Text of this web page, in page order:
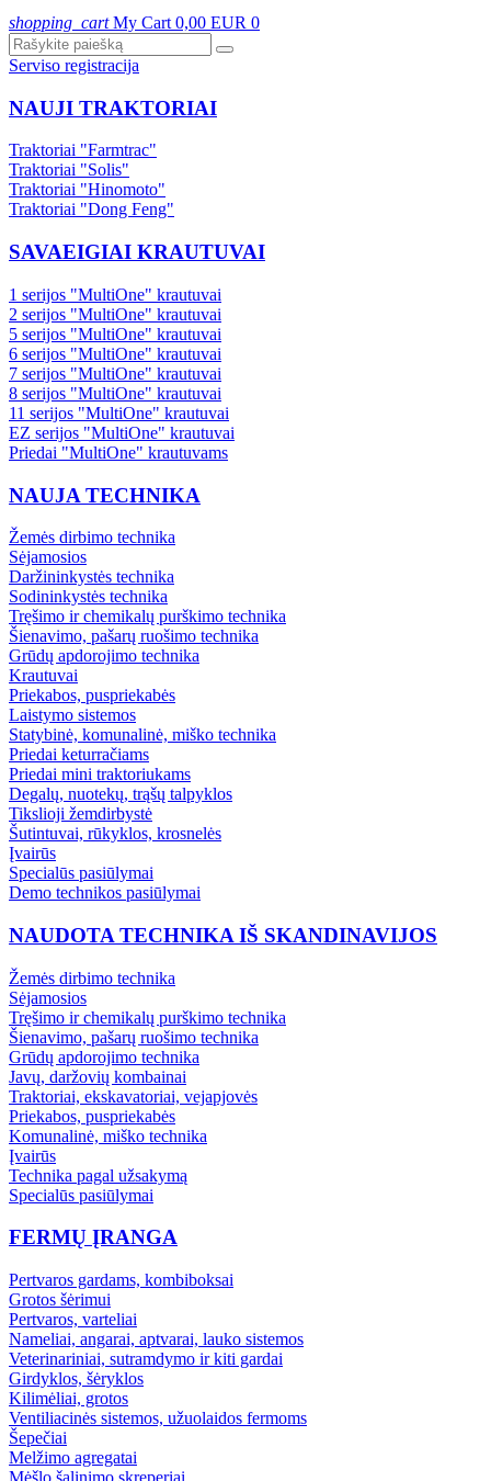
shopping_cart My Cart 0,00 EUR 0
Serviso registracija
NAUJI TRAKTORIAI
Traktoriai "Farmtrac"
Traktoriai "Solis"
Traktoriai "Hinomoto"
Traktoriai "Dong Feng"
SAVAEIGIAI KRAUTUVAI
1 serijos "MultiOne" krautuvai
2 serijos "MultiOne" krautuvai
5 serijos "MultiOne" krautuvai
6 serijos "MultiOne" krautuvai
7 serijos "MultiOne" krautuvai
8 serijos "MultiOne" krautuvai
11 serijos "MultiOne" krautuvai
EZ serijos "MultiOne" krautuvai
Priedai "MultiOne" krautuvams
NAUJA TECHNIKA
Žemės dirbimo technika
Sėjamosios
Daržininkystės technika
Sodininkystės technika
Tręšimo ir chemikalų purškimo technika
Šienavimo, pašarų ruošimo technika
Grūdų apdorojimo technika
Krautuvai
Priekabos, puspriekabės
Laistymo sistemos
Statybinė, komunalinė, miško technika
Priedai keturračiams
Priedai mini traktoriukams
Degalų, nuotekų, trąšų talpyklos
Tikslioji žemdirbystė
Šutintuvai, rūkyklos, krosnelės
Įvairūs
Specialūs pasiūlymai
Demo technikos pasiūlymai
NAUDOTA TECHNIKA IŠ SKANDINAVIJOS
Žemės dirbimo technika
Sėjamosios
Tręšimo ir chemikalų purškimo technika
Šienavimo, pašarų ruošimo technika
Grūdų apdorojimo technika
Javų, daržovių kombainai
Traktoriai, ekskavatoriai, vejapjovės
Priekabos, puspriekabės
Komunalinė, miško technika
Įvairūs
Technika pagal užsakymą
Specialūs pasiūlymai
FERMŲ ĮRANGA
Pertvaros gardams, kombiboksai
Grotos šėrimui
Pertvaros, varteliai
Nameliai, angarai, aptvarai, lauko sistemos
Veterinariniai, sutramdymo ir kiti gardai
Girdyklos, šėryklos
Kilimėliai, grotos
Ventiliacinės sistemos, užuolaidos fermoms
Šepečiai
Melžimo agregatai